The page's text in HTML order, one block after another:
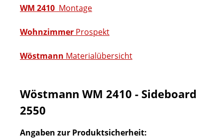
WM 2410 Montage
Wohnzimmer Prospekt
Wöstmann Materialübersicht
Wöstmann WM 2410 - Sideboard
2550
Angaben zur Produktsicherheit: